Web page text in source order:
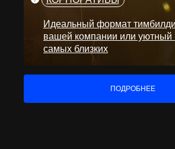
Идеальный формат
вашей компании или уютный
самых близких
ПОДРОБНЕЕ